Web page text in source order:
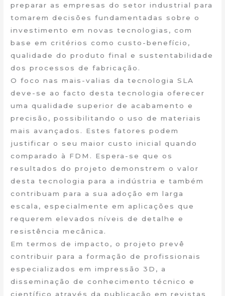
preparar as empresas do setor industrial para
tomarem decisões fundamentadas sobre o
investimento em novas tecnologias, com
base em critérios como custo-benefício,
qualidade do produto final e sustentabilidade
dos processos de fabricação.
O foco nas mais-valias da tecnologia SLA
deve-se ao facto desta tecnologia oferecer
uma qualidade superior de acabamento e
precisão, possibilitando o uso de materiais
mais avançados. Estes fatores podem
justificar o seu maior custo inicial quando
comparado à FDM. Espera-se que os
resultados do projeto demonstrem o valor
desta tecnologia para a indústria e também
contribuam para a sua adoção em larga
escala, especialmente em aplicações que
requerem elevados níveis de detalhe e
resistência mecânica.
Em termos de impacto, o projeto prevê
contribuir para a formação de profissionais
especializados em impressão 3D, a
disseminação de conhecimento técnico e
científico através da publicação em revistas